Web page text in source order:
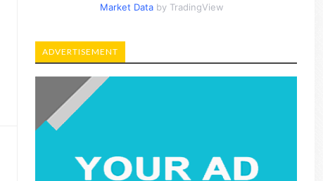
Market Databy TradingView
ADVERTISEMENT